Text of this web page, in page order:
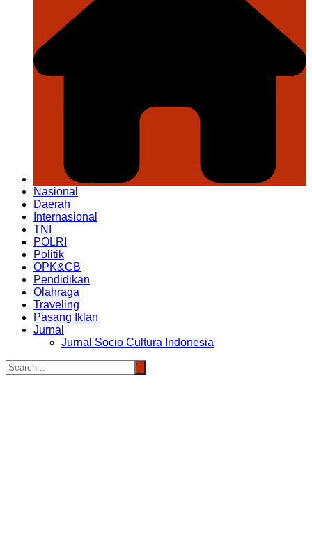
Nasional
Daerah
Internasional
TNI
POLRI
Politik
OPK&CB
Pendidikan
Olahraga
Traveling
Pasang Iklan
Jurnal
Jurnal Socio Cultura Indonesia